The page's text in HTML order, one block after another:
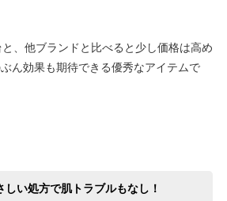
、他ブランドと比べると少し価格は高め
ん効果も期待できる優秀なアイテムで
い処方で肌トラブルもなし！